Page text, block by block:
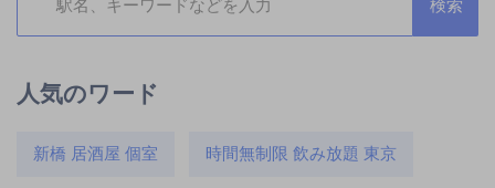
人気のワード
新橋 居酒屋 個室 時間無制限 飲み放題 東京